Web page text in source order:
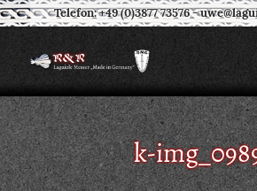
Telefon: +49 (0)3877 73576-
k-